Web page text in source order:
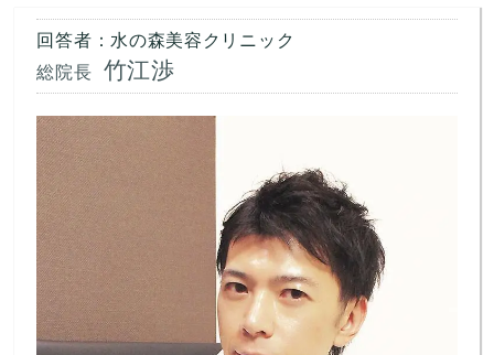
回答者：水の森美容クリニック
総院長
竹江渉